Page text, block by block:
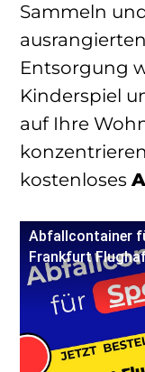
Sammeln
Entsorgung
Kinderspiel
auf Ihre
kostenloses
Abfallcontainer
Frankfurt